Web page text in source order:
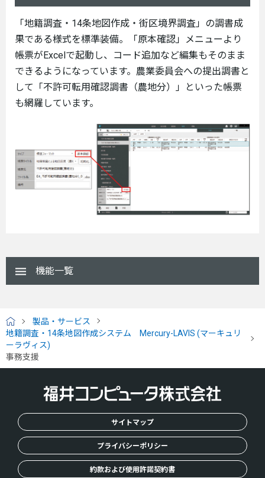
「地籍調査・14条地図作成・街区境界調査」の調書成
果である様式を標準装備。「原本確認」メニューより
帳票がExcelで起動し、コード追加など編集もそのまま
できるようになっています。農業委員会への提出調書と
して「不許可転用確認調書（農地分）」といった帳票
も網羅しています。
機能一覧
H
O
M
製品・サービス
地籍調査・14条地図作成システム Mercury-LAVIS (マーキュリ
ーラヴィス)
事務支援
サイトマップ
プライバシーポリシー
約款および使用許諾契約書